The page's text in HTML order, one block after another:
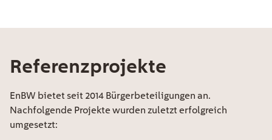
Referenzprojekte
EE Text
EnBW bietet seit 2014 Bürgerbeteiligungen an.
Nachfolgende Projekte wurden zuletzt erfolgreich
umgesetzt: